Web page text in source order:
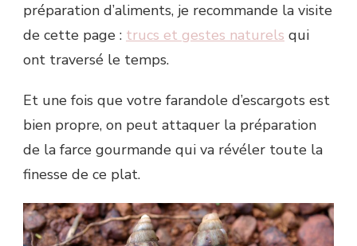
préparation d’aliments, je recommande la visite
de cette page : trucs et gestes naturels qui
ont traversé le temps.
Et une fois que votre farandole d’escargots est
bien propre, on peut attaquer la préparation
de la farce gourmande qui va révéler toute la
finesse de ce plat.